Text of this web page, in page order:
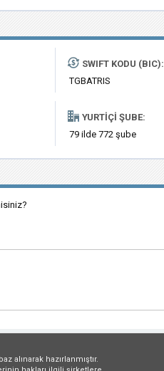
SWIFT KODU (BIC):
TGBATRIS
YURTIÇI ŞUBE:
79 ilde 772 şube
alınarak hazırlanmıştır.